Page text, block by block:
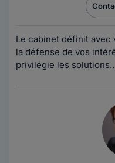
Le cabinet définit avec
la défense de vos
privilégie les